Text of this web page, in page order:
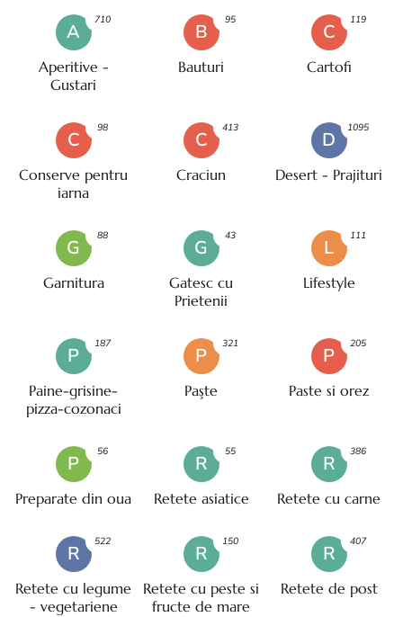
A
Aperitive -
Gustari
710
B
Bauturi
95
C
Cartofi
119
C
Conserve pentru
iarna
98
C
Craciun
413
D
Desert - Prajituri
1095
G
Garnitura
88
G
Gatesc cu
Prietenii
43
L
Lifestyle
111
P
Paine-grisine-
pizza-cozonaci
187
P
Paşte
321
P
Paste si orez
205
P
Preparate din oua
56
R
Retete asiatice
55
R
Retete cu carne
386
R
Retete cu legume
- vegetariene
522
R
Retete cu peste si
fructe de mare
150
R
Retete de post
407